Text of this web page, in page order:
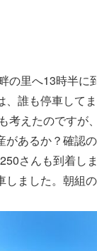
の里へ13時半に
、誰も停車して
考えたのですが
があるか？確認
さんも到着し
ました。朝組の